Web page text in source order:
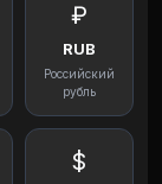
₽
RUB
Российский
рубль
$